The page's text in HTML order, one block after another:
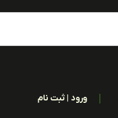
ورود | ثبت نام